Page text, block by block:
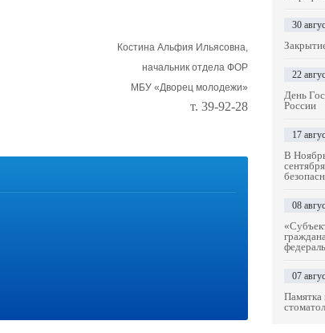
Костина Альфия Ильясовна,
начальник отдела ФОР
МБУ «Дворец молодежи»
т. 39-92-28
30
22
День
России
17
В
08
07
Памятка